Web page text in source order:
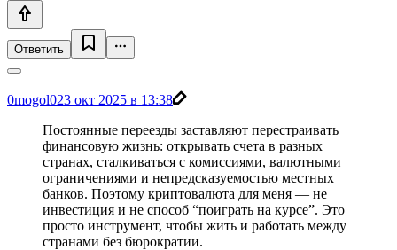
Ответить
0mogol023 окт 2025 в 13:38
Постоянные переезды заставляют перестраивать
финансовую жизнь: открывать счета в разных
странах, сталкиваться с комиссиями, валютными
ограничениями и непредсказуемостью местных
банков. Поэтому криптовалюта для меня — не
инвестиция и не способ “поиграть на курсе”. Это
просто инструмент, чтобы жить и работать между
странами без бюрократии.